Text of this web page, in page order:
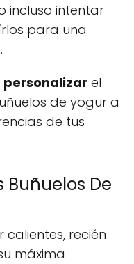
incluso intentar
para una
el
de yogur a
de tus
Buñuelos De
calientes, recién
máxima